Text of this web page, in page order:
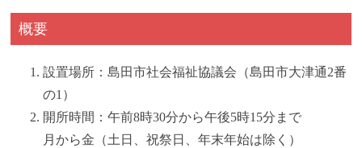
概要
設置場所：島田市社会福祉協議会（島田市大津通2番
の1）
開所時間：午前8時30分から午後5時15分まで
月から金（土日、祝祭日、年末年始は除く）